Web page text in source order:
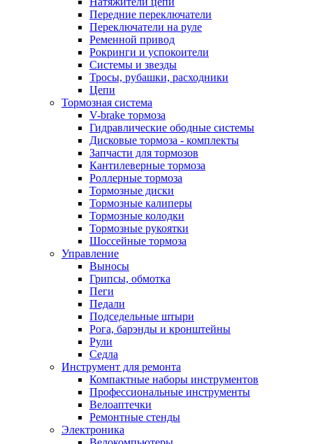
Передние переключатели
Переключатели на руле
Ременной привод
Рокринги и успокоители
Системы и звезды
Тросы, рубашки, расходники
Цепи
Тормозная система
V-brake тормоза
Гидравлические ободные системы
Дисковые тормоза - комплекты
Запчасти для тормозов
Кантилеверные тормоза
Роллерные тормоза
Тормозные диски
Тормозные калиперы
Тормозные колодки
Тормозные рукоятки
Шоссейные тормоза
Управление
Выносы
Грипсы, обмотка
Пеги
Педали
Подседельные штыри
Рога, барэнды и кронштейны
Рули
Седла
Инструмент для ремонта
Компактные наборы инструментов
Профессиональные инструменты
Велоаптечки
Ремонтные стенды
Электроника